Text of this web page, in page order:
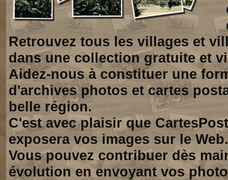
Retrouvez tous les villages et
dans une collection gratuite et
Aidez-nous à constituer une
d'archives photos et cartes
belle région.
C'est avec plaisir que
exposera vos images sur le Web.
Vous pouvez contribuer dès
évolution en envoyant vos